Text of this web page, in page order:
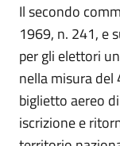
Il secondo
1969, n. 241, e
per gli elettori
nella misura del
biglietto aereo
iscrizione e